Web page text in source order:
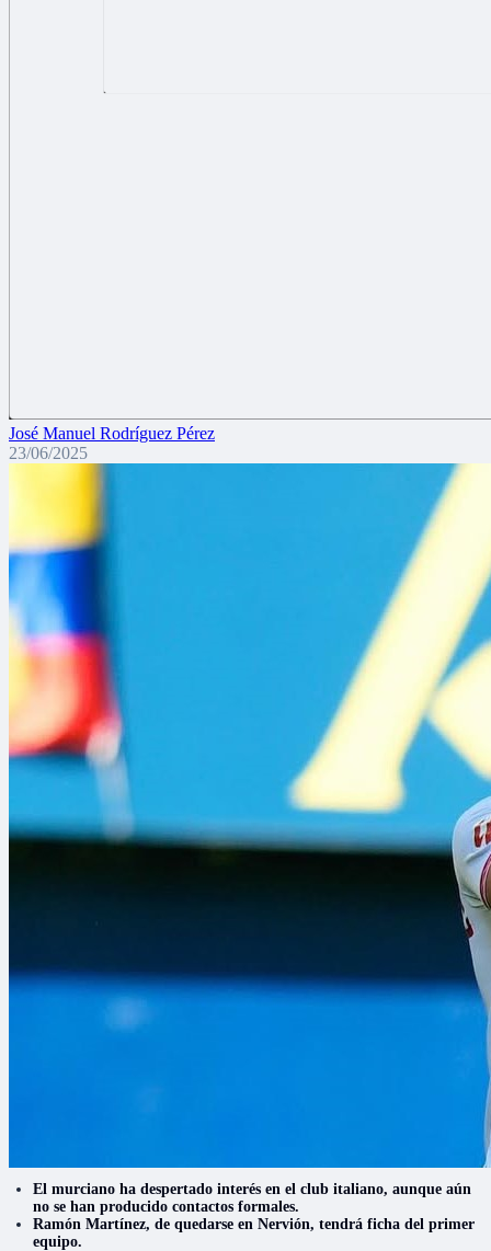
José Manuel Rodríguez Pérez
23/06/2025
El murciano ha despertado interés en el club italiano, aunque aún
no se han producido contactos formales.
Ramón Martínez, de quedarse en Nervión, tendrá ficha del primer
equipo.